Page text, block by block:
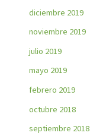
diciembre 2019
noviembre 2019
julio 2019
mayo 2019
febrero 2019
octubre 2018
septiembre 2018